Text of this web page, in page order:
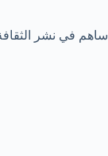
ساهم في نشر